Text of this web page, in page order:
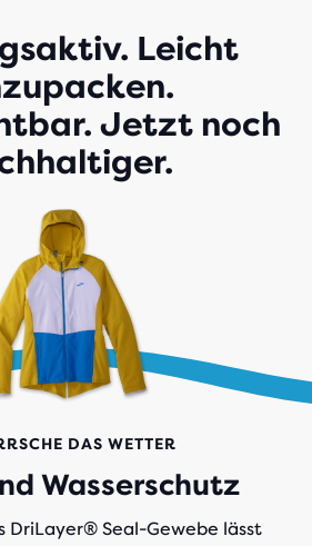
Leicht
Jetzt noch
DAS WETTER
Wasserschutz
DriLayer® Seal-Gewebe lässt